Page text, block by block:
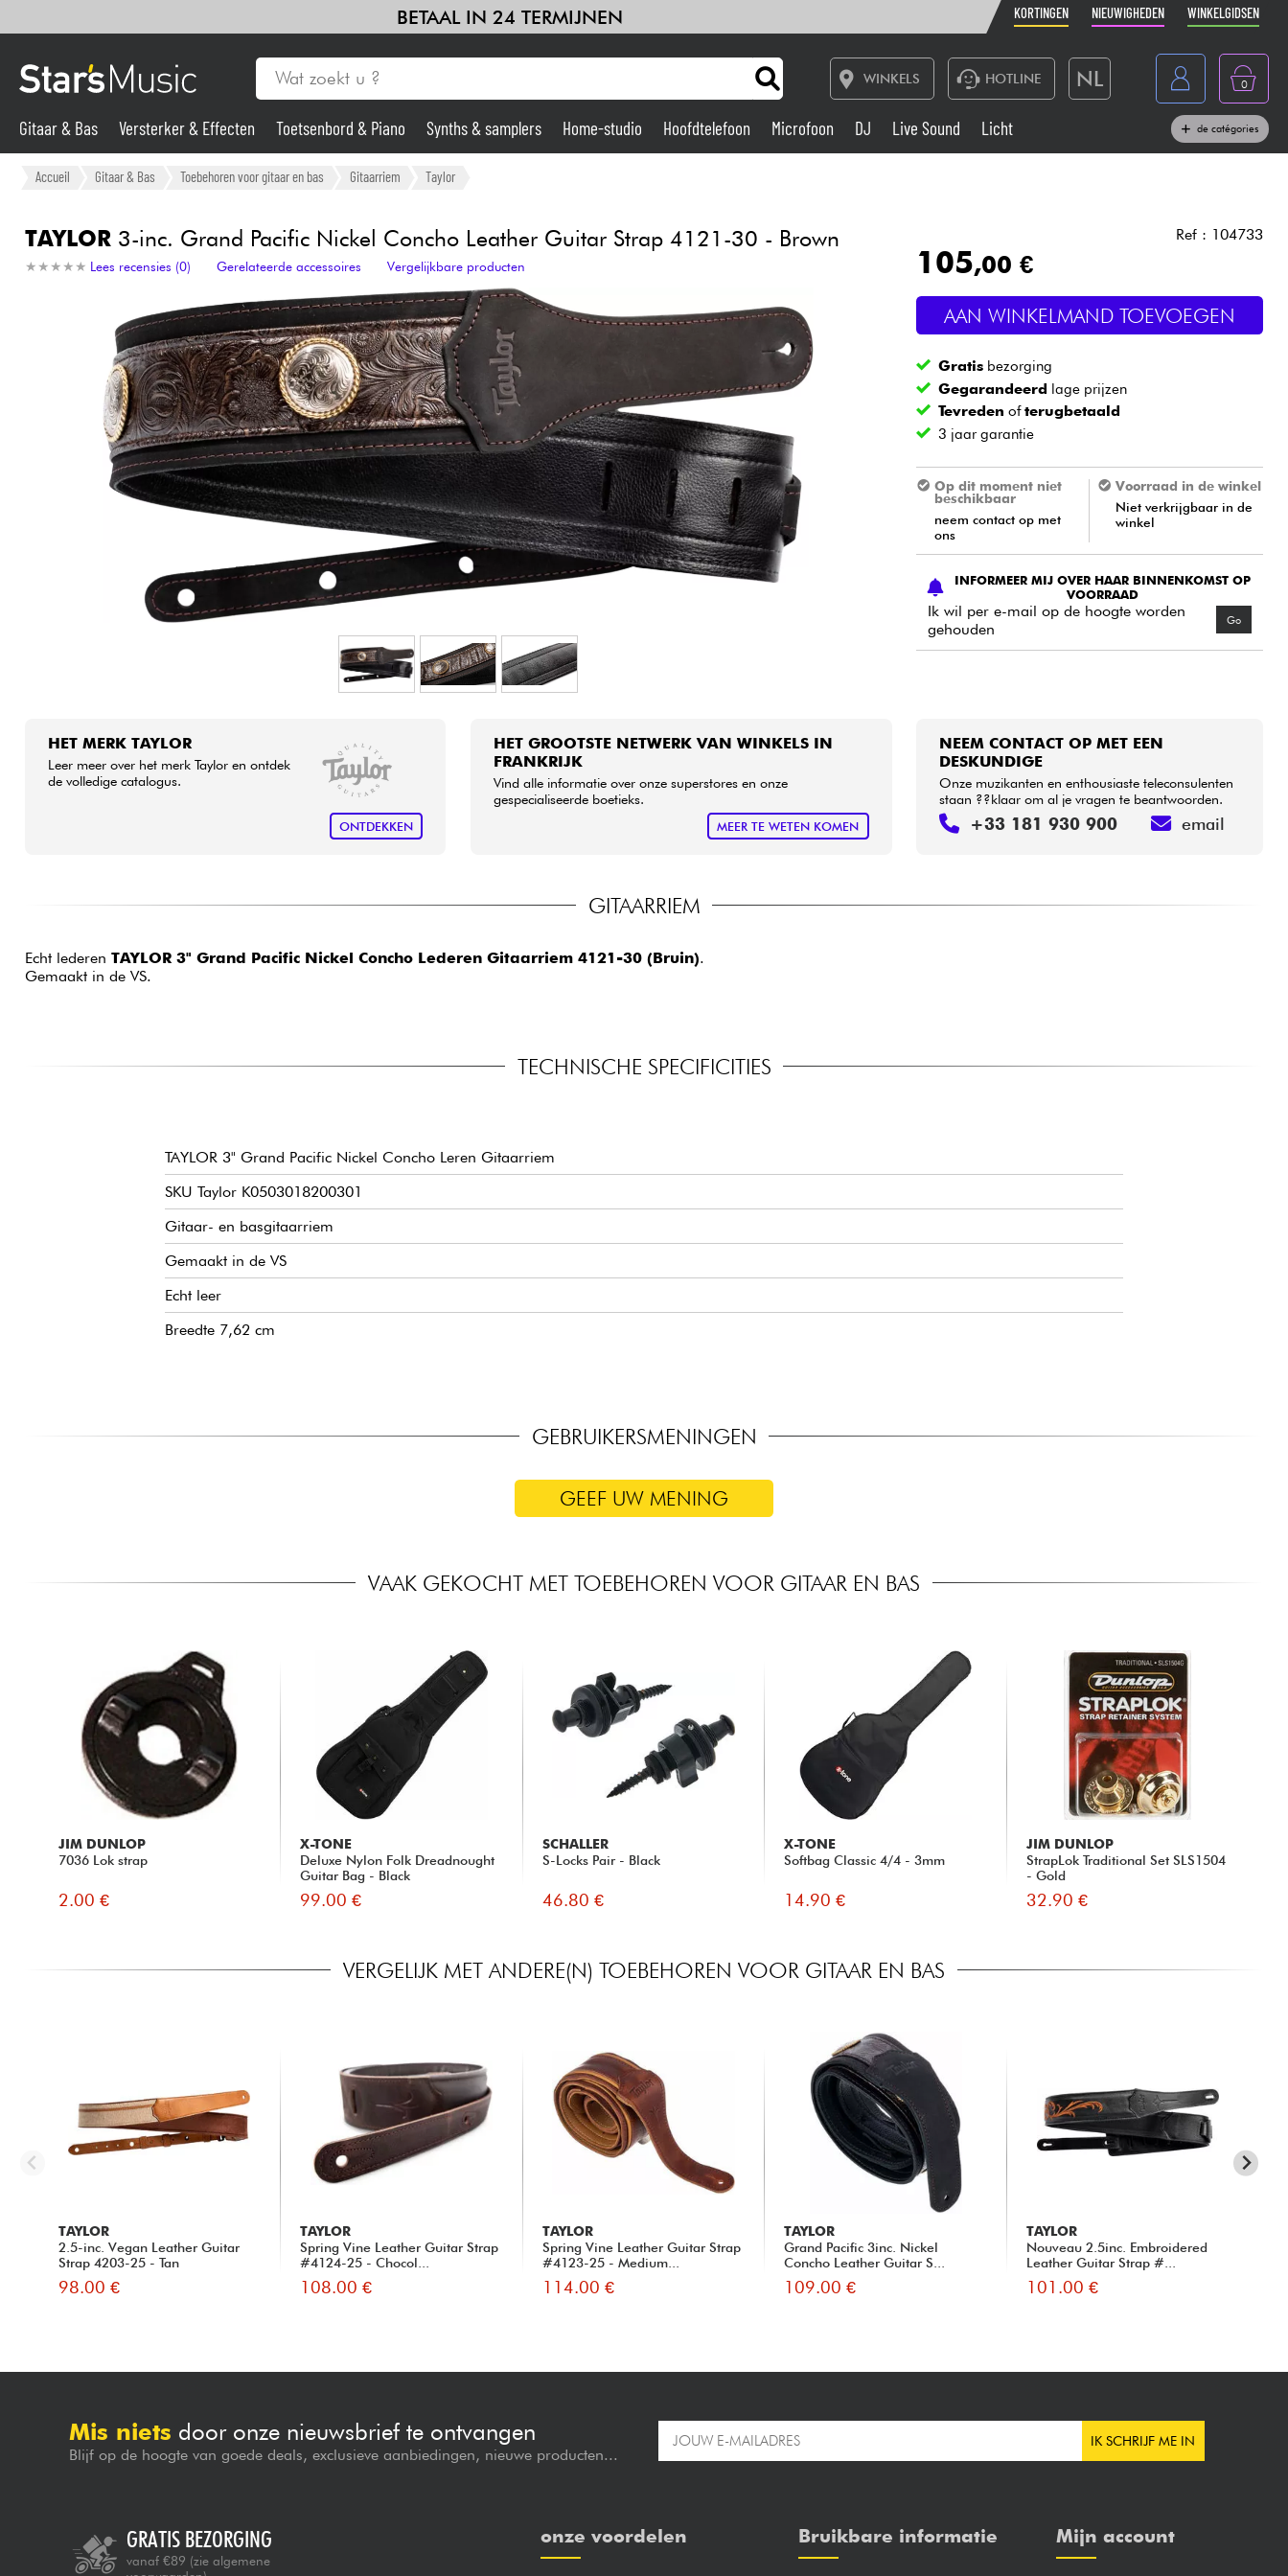
BETAAL IN 24 TERMIJNEN KORTINGEN NIEUWIGHEDEN WINKELGIDSEN
WINKELS HOTLINE NL
France
Belgique
Deutschland
0
Gitaar & Bas
Synths & samplers Home-studio
Live Sound
Drums & percussie Blaasinstrument
Viool & Quatuor Kinderen Kabels & toebehoren
HiFi Sets
Bekijk onze merken
Gitaar & Bas Versterker & Effecten Toetsenbord & Piano Synths & samplers Home-studio Hoofdtelefoon Microfoon DJ Live Sound Licht de catégories
Accueil Gitaar & Bas Toebehoren voor gitaar en bas Gitaarriem Taylor
TAYLOR3-inc. Grand Pacific Nickel Concho Leather Guitar Strap 4121-30 - Brown
★ ★ ★ ★ ★
★ ★ ★ ★ ★ Lees recensies (0) Gerelateerde accessoires Vergelijkbare producten
Ref : 104733
105,00 €
AAN WINKELMAND TOEVOEGEN
Gratis bezorging
Gegarandeerd lage prijzen
Tevreden ofterugbetaald
3 jaar garantie
Op dit moment niet
beschikbaar
neem contact op met
ons
Voorraad in de winkel
Niet verkrijgbaar in de
winkel
INFORMEER MIJ OVER HAAR BINNENKOMST OP
VOORRAAD
Ik wil per e-mail op de hoogte worden
gehouden
Go
HET MERK TAYLOR
Leer meer over het merk Taylor en ontdek
de volledige catalogus.
ONTDEKKEN
HET GROOTSTE NETWERK VAN WINKELS IN
FRANKRIJK
Vind alle informatie over onze superstores en onze
gespecialiseerde boetieks.
MEER TE WETEN KOMEN
NEEM CONTACT OP MET EEN
DESKUNDIGE
Onze muzikanten en enthousiaste teleconsulenten
staan ??klaar om al je vragen te beantwoorden.
+33 181 930 900 email
GITAARRIEM
Echt lederen TAYLOR 3" Grand Pacific Nickel Concho Lederen Gitaarriem 4121-30 (Bruin).
Gemaakt in de VS.
TECHNISCHE SPECIFICITIES
TAYLOR 3" Grand Pacific Nickel Concho Leren Gitaarriem
SKU Taylor K0503018200301
Gitaar- en basgitaarriem
Gemaakt in de VS
Echt leer
Breedte 7,62 cm
GEBRUIKERSMENINGEN
GEEF UW MENING
VAAK GEKOCHT MET TOEBEHOREN VOOR GITAAR EN BAS
JIM DUNLOP
7036 Lok strap
2.00 €
X-TONE
Deluxe Nylon Folk Dreadnought
Guitar Bag - Black
99.00 €
SCHALLER
S-Locks Pair - Black
46.80 €
X-TONE
Softbag Classic 4/4 - 3mm
14.90 €
JIM DUNLOP
StrapLok Traditional Set SLS1504
- Gold
32.90 €
VERGELIJK MET ANDERE(N) TOEBEHOREN VOOR GITAAR EN BAS
TAYLOR
2.5-inc. Vegan Leather Guitar
Strap 4203-25 - Tan
98.00 €
TAYLOR
Spring Vine Leather Guitar Strap
#4124-25 - Chocol...
108.00 €
TAYLOR
Spring Vine Leather Guitar Strap
#4123-25 - Medium...
114.00 €
TAYLOR
Grand Pacific 3inc. Nickel
Concho Leather Guitar S...
109.00 €
TAYLOR
Nouveau 2.5inc. Embroidered
Leather Guitar Strap #...
101.00 €
Mis niets door onze nieuwsbrief te ontvangen
Blijf op de hoogte van goede deals, exclusieve aanbiedingen, nieuwe producten...
IK SCHRIJF ME IN
GRATIS BEZORGING
vanaf €89 (zie algemene
onze voordelen Bruikbare informatie Mijn account